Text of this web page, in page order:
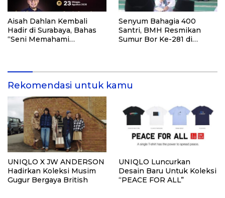
Aisah Dahlan Kembali
Hadir di Surabaya, Bahas
“Seni Memahami
Senyum Bahagia 400
Santri, BMH Resmikan
Sumur Bor Ke-281 di
Rekomendasi untuk kamu
UNIQLO X JW ANDERSON
Hadirkan Koleksi Musim
Gugur Bergaya British
UNIQLO Luncurkan
Desain Baru Untuk Koleksi
“PEACE FOR ALL”